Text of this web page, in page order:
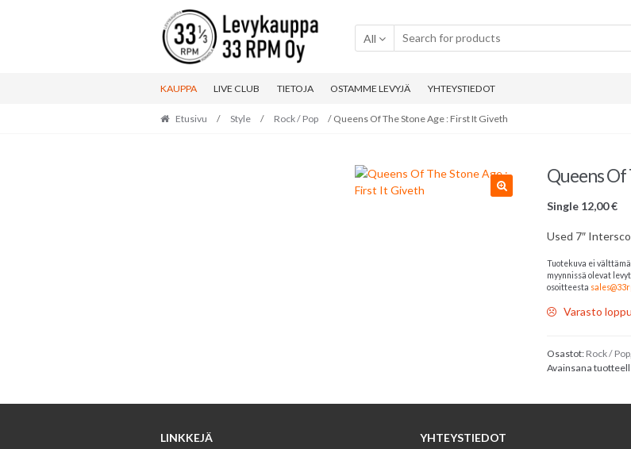
to
navigation
to
content
All
KAUPPA LIVE CLUB TIETOJA OSTAMME LEVYJÄ YHTEYSTIEDOT
Etusivu / Style / Rock / Pop / Queens Of The Stone Age : First It Giveth
Queens Of
Single 12,00€
Used 7″
Tuotekuva ei
myynnissä olevat
osoitteesta
Varasto loppu
Osastot: Rock / Pop,
Avainsana
LINKKEJÄ YHTEYSTIEDOT